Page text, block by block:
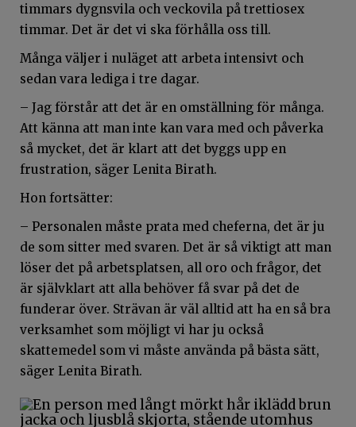
timmars dygnsvila och veckovila på trettiosex
timmar. Det är det vi ska förhålla oss till.
Många väljer i nuläget att arbeta intensivt och
sedan vara lediga i tre dagar.
– Jag förstår att det är en omställning för många.
Att känna att man inte kan vara med och påverka
så mycket, det är klart att det byggs upp en
frustration, säger Lenita Birath.
Hon fortsätter:
– Personalen måste prata med cheferna, det är ju
de som sitter med svaren. Det är så viktigt att man
löser det på arbetsplatsen, all oro och frågor, det
är självklart att alla behöver få svar på det de
funderar över. Strävan är väl alltid att ha en så bra
verksamhet som möjligt vi har ju också
skattemedel som vi måste använda på bästa sätt,
säger Lenita Birath.